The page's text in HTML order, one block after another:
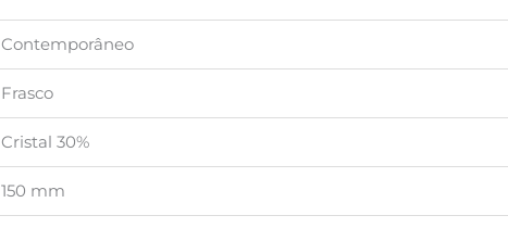
Contemporâneo
Frasco
Cristal 30%
150 mm